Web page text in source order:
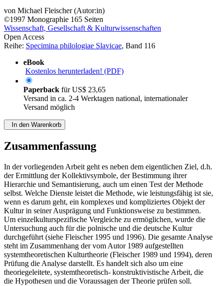
von Michael Fleischer (Autor:in)
©1997 Monographie 165 Seiten
Wissenschaft, Gesellschaft & Kulturwissenschaften
Open Access
Reihe: Specimina philologiae Slavicae, Band 116
eBook
Kostenlos herunterladen! (PDF)
Paperback fürUS$ 23,65
Versand in ca. 2-4 Werktagen national, internationaler
Versand möglich
In den Warenkorb
Zusammenfassung
In der vorliegenden Arbeit geht es neben dem eigentlichen Ziel, d.h.
der Ermittlung der Kollektivsymbole, der Bestimmung ihrer
Hierarchie und Semantisierung, auch um einen Test der Methode
selbst. Welche Dienste leistet die Methode, wie leistungsfähig ist sie,
wenn es darum geht, ein komplexes und kompliziertes Objekt der
Kultur in seiner Ausprägung und Funktionsweise zu bestimmen.
Um einzelkulturspezifische Vergleiche zu ermöglichen, wurde die
Untersuchung auch für die polnische und die deutsche Kultur
durchgeführt (siehe Fleischer 1995 und 1996). Die gesamte Analyse
steht im Zusammenhang der vom Autor 1989 aufgestellten
systemtheoretischen Kulturtheorie (Fleischer 1989 und 1994), deren
Prüfung die Analyse darstellt. Es handelt sich also um eine
theoriegeleitete, systemtheoretisch- konstruktivistische Arbeit, die
die Hypothesen und die Voraussagen der Theorie prüfen soll.